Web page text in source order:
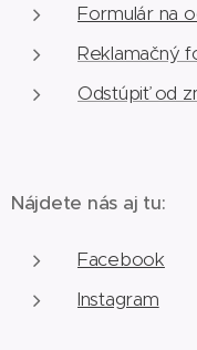
Formulár na
Reklamačný
Odstúpiť od
Nájdete nás aj tu:
Facebook
Instagram